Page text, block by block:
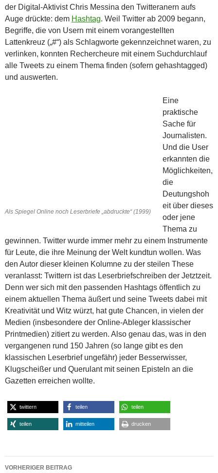
der Digital-Aktivist Chris Messina den Twitteranern aufs
Auge drückte: dem Hashtag. Weil Twitter ab 2009 begann,
Begriffe, die von Usern mit einem vorangestellten
Lattenkreuz („#“) als Schlagworte gekennzeichnet waren, zu
verlinken, konnten Rechercheure mit einem Suchdurchlauf
alle Tweets zu einem Thema finden (sofern gehashtagged)
und auswerten.
Als Spiegel Online noch Leserbriefe „abdruckte“ (1999)
Eine
praktische
Sache für
Journalisten.
Und die User
erkannten die
Möglichkeiten,
die
Deutungshoh
eit über dieses
oder jene
Thema zu
gewinnen. Twitter wurde immer mehr zu einem Instrumente
für Leute, die ihre Meinung der Welt kundtun wollen. Was
den Autor dieser kleinen Kolumne zu der steilen These
veranlasst: Twittern ist das Leserbriefschreiben der Jetztzeit.
Denn wer sich mit den passenden Hashtags öffentlich zu
einem aktuellen Thema äußert und seine Tweets dabei mit
Kreativität und Witz würzt, hat gute Chancen, in vielen der
Medien (insbesondere der Online-Ableger klassischer
Printmedien) zitiert zu werden. Also genau das, was in den
vergangenen rund 150 Jahren (so lange gibt es den
klassischen Leserbrief ungefähr) jeder Besserwisser,
Klugscheißer und Querulant mit seinen Episteln an die
Gazetten erreichen wollte.
twittern teilen teilen
teilen mitteilen drucken
Beitragsnavigation
VORHERIGER BEITRAG